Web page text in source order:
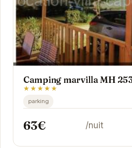
Camping marvilla MH
★★★★★
parking
63€ /nuit